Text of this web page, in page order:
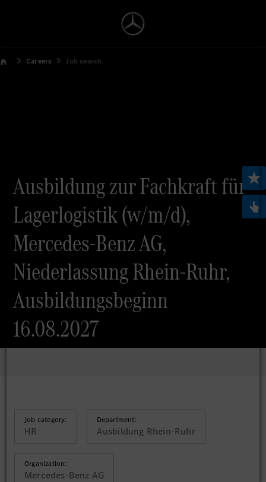
Careers Job search
Ausbildung zur Fachkraft für
Lagerlogistik (w/m/d),
Mercedes-Benz AG,
Niederlassung Rhein-Ruhr,
Ausbildungsbeginn
16.08.2027
Job category:
HR
Department:
Ausbildung Rhein-Ruhr
Organization:
Mercedes-Benz AG